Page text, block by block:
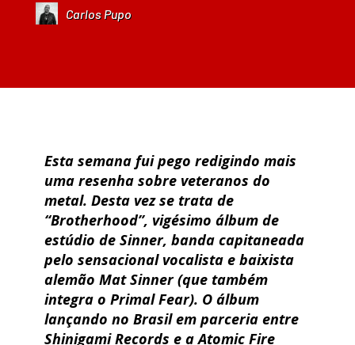
Carlos Pupo
Esta semana fui pego redigindo mais
uma resenha sobre veteranos do
metal. Desta vez se trata de
“Brotherhood”, vigésimo álbum de
estúdio de Sinner, banda capitaneada
pelo sensacional vocalista e baixista
alemão Mat Sinner (que também
integra o Primal Fear). O álbum
lançando no Brasil em parceria entre
Shinigami Records e a Atomic Fire